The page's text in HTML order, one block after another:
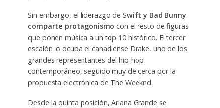
Sin embargo, el liderazgo de Swift y Bad Bunny
comparte protagonismo con el resto de figuras
que ponen música a un top 10 histórico. El tercer
escalón lo ocupa el canadiense Drake, uno de los
grandes representantes del hip-hop
contemporáneo, seguido muy de cerca por la
propuesta electrónica de The Weeknd.
Desde la quinta posición, Ariana Grande se